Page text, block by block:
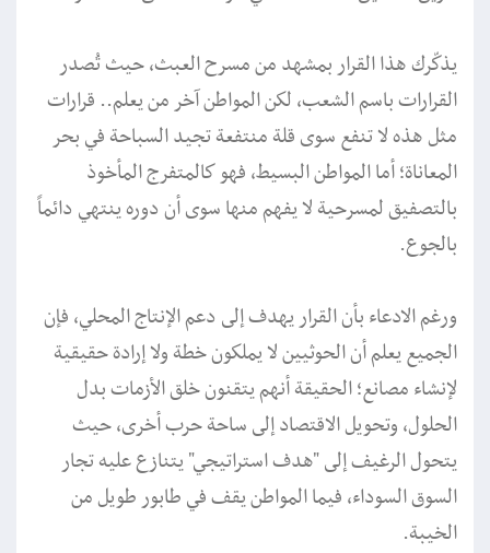
يذكّرك هذا القرار بمشهد من مسرح العبث، حيث تُصدر
القرارات باسم الشعب، لكن المواطن آخر من يعلم.. قرارات
مثل هذه لا تنفع سوى قلة منتفعة تجيد السباحة في بحر
المعاناة؛ أما المواطن البسيط، فهو كالمتفرج المأخوذ
بالتصفيق لمسرحية لا يفهم منها سوى أن دوره ينتهي دائماً
بالجوع.
ورغم الادعاء بأن القرار يهدف إلى دعم الإنتاج المحلي، فإن
الجميع يعلم أن الحوثيين لا يملكون خطة ولا إرادة حقيقية
لإنشاء مصانع؛ الحقيقة أنهم يتقنون خلق الأزمات بدل
الحلول، وتحويل الاقتصاد إلى ساحة حرب أخرى، حيث
يتحول الرغيف إلى "هدف استراتيجي" يتنازع عليه تجار
السوق السوداء، فيما المواطن يقف في طابور طويل من
الخيبة.